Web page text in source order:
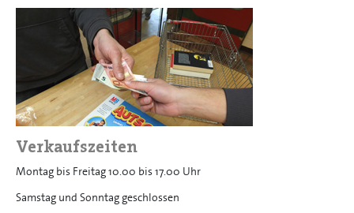
Verkaufszeiten
Montag bis Freitag 10.00 bis 17.00 Uhr
Samstag und Sonntag geschlossen